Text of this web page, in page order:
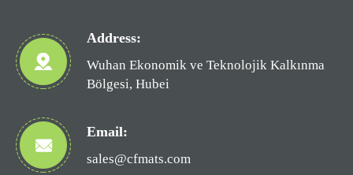
Address:
Wuhan Ekonomik ve Teknolojik Kalkınma
Bölgesi, Hubei
Email:
sales@cfmats.com